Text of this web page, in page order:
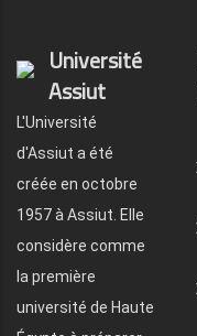
Université
Assiut
L'Université
d'Assiut a été
créée en octobre
1957 à Assiut. Elle
considère comme
la première
université de Haute